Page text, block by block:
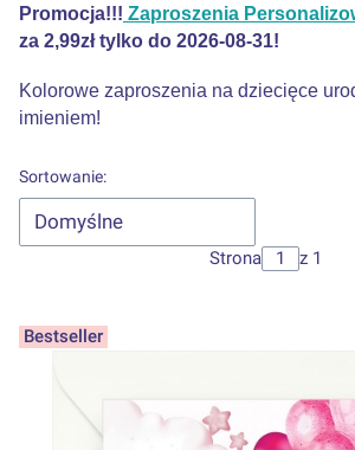
Promocja!!! Zaproszenia
za 2,99zł tylko do 2026-08-31!
Kolorowe zaproszenia na dziecięce
imieniem!
Lista produktów
Sortowanie:
Domyślne
Strona z 1
Bestseller